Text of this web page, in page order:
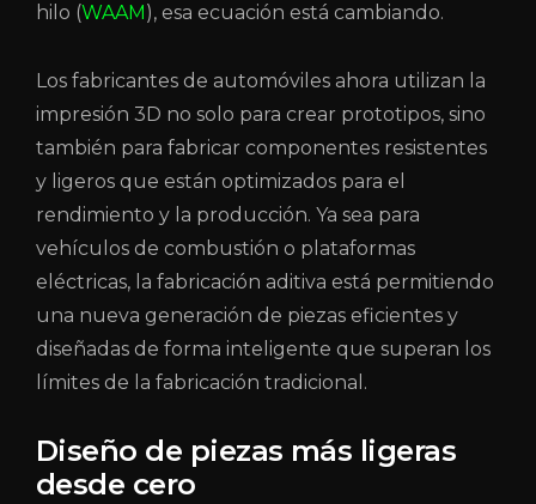
hilo (WAAM ), esa ecuación está cambiando.
Los fabricantes de automóviles ahora utilizan la
impresión 3D no solo para crear prototipos, sino
también para fabricar componentes resistentes
y ligeros que están optimizados para el
rendimiento y la producción. Ya sea para
vehículos de combustión o plataformas
eléctricas, la fabricación aditiva está permitiendo
una nueva generación de piezas eficientes y
diseñadas de forma inteligente que superan los
límites de la fabricación tradicional.
Diseño de piezas más ligeras
desde cero